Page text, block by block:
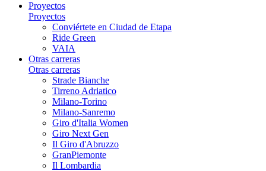
Proyectos
Proyectos
Conviértete en Ciudad de Etapa
Ride Green
VAIA
Otras carreras
Otras carreras
Strade Bianche
Tirreno Adriatico
Milano-Torino
Milano-Sanremo
Giro d'Italia Women
Giro Next Gen
Il Giro d'Abruzzo
GranPiemonte
Il Lombardia